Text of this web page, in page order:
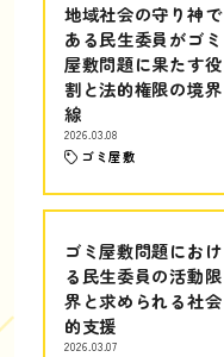
地域社会の守り神で
ある民生委員がゴミ
屋敷問題に果たす役
割と法的権限の境界
線
2026.03.08
ゴミ屋敷
ゴミ屋敷問題におけ
る民生委員の活動限
界と求められる社会
的支援
2026.03.07